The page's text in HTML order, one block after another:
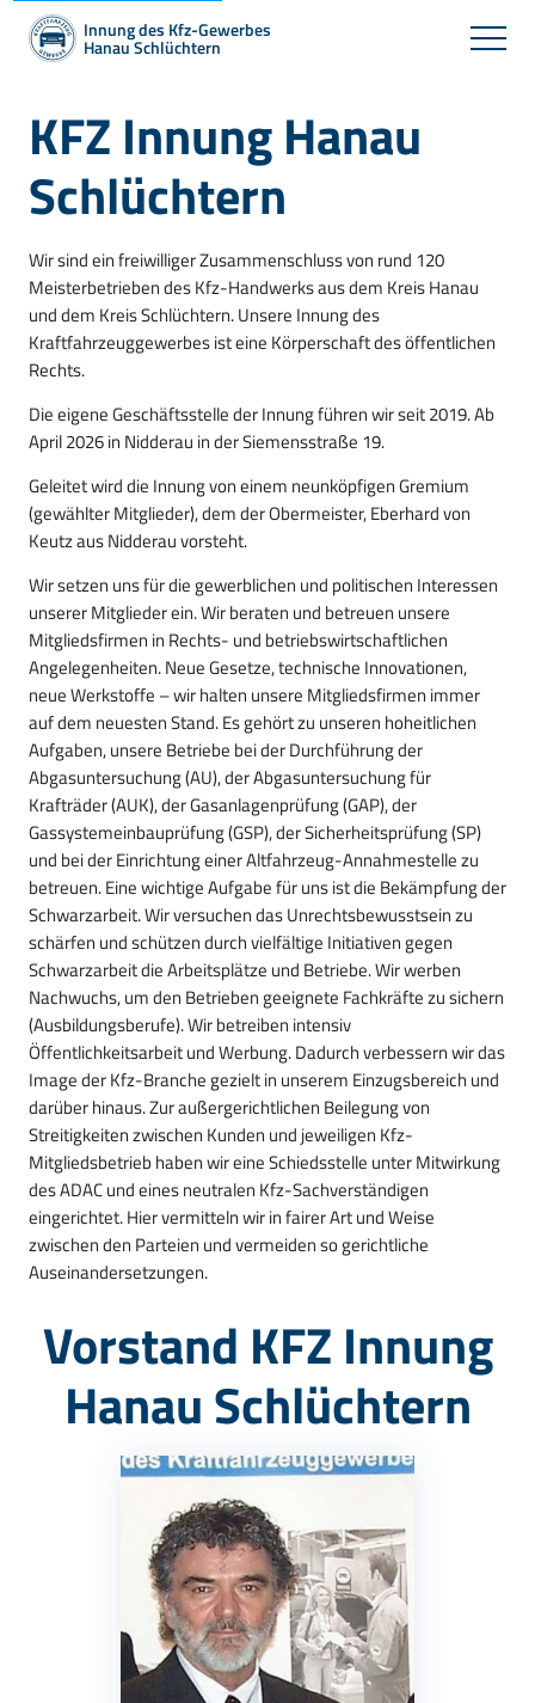
Innung des Kfz-Gewerbes
Hanau Schlüchtern
KFZ Innung Hanau
Schlüchtern
Wir sind ein freiwilliger Zusammenschluss von rund 120
Meisterbetrieben des Kfz-Handwerks aus dem Kreis Hanau
und dem Kreis Schlüchtern. Unsere Innung des
Kraftfahrzeuggewerbes ist eine Körperschaft des öffentlichen
Rechts.
Die eigene Geschäftsstelle der Innung führen wir seit 2019. Ab
April 2026 in Nidderau in der Siemensstraße 19.
Geleitet wird die Innung von einem neunköpfigen Gremium
(gewählter Mitglieder), dem der Obermeister, Eberhard von
Keutz aus Nidderau vorsteht.
Wir setzen uns für die gewerblichen und politischen Interessen
unserer Mitglieder ein. Wir beraten und betreuen unsere
Mitgliedsfirmen in Rechts- und betriebswirtschaftlichen
Angelegenheiten. Neue Gesetze, technische Innovationen,
neue Werkstoffe – wir halten unsere Mitgliedsfirmen immer
auf dem neuesten Stand. Es gehört zu unseren hoheitlichen
Aufgaben, unsere Betriebe bei der Durchführung der
Abgasuntersuchung (AU), der Abgasuntersuchung für
Krafträder (AUK), der Gasanlagenprüfung (GAP), der
Gassystemeinbauprüfung (GSP), der Sicherheitsprüfung (SP)
und bei der Einrichtung einer Altfahrzeug-Annahmestelle zu
betreuen. Eine wichtige Aufgabe für uns ist die Bekämpfung der
Schwarzarbeit. Wir versuchen das Unrechtsbewusstsein zu
schärfen und schützen durch vielfältige Initiativen gegen
Schwarzarbeit die Arbeitsplätze und Betriebe. Wir werben
Nachwuchs, um den Betrieben geeignete Fachkräfte zu sichern
(Ausbildungsberufe). Wir betreiben intensiv
Öffentlichkeitsarbeit und Werbung. Dadurch verbessern wir das
Image der Kfz-Branche gezielt in unserem Einzugsbereich und
darüber hinaus. Zur außergerichtlichen Beilegung von
Streitigkeiten zwischen Kunden und jeweiligen Kfz-
Mitgliedsbetrieb haben wir eine Schiedsstelle unter Mitwirkung
des ADAC und eines neutralen Kfz-Sachverständigen
eingerichtet. Hier vermitteln wir in fairer Art und Weise
zwischen den Parteien und vermeiden so gerichtliche
Auseinandersetzungen.
Vorstand KFZ Innung
Hanau Schlüchtern